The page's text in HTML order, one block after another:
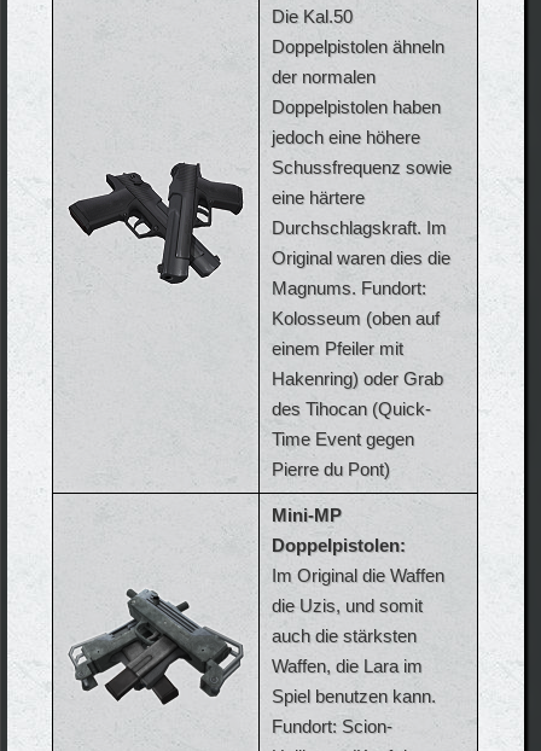
Die Kal.50
Doppelpistolen ähneln
der normalen
Doppelpistolen haben
jedoch eine höhere
Schussfrequenz sowie
eine härtere
Durchschlagskraft. Im
Original waren dies die
Magnums. Fundort:
Kolosseum (oben auf
einem Pfeiler mit
Hakenring) oder Grab
des Tihocan (Quick-
Time Event gegen
Pierre du Pont)
Mini-MP
Doppelpistolen:
Im Original die Waffen
die Uzis, und somit
auch die stärksten
Waffen, die Lara im
Spiel benutzen kann.
Fundort: Scion-